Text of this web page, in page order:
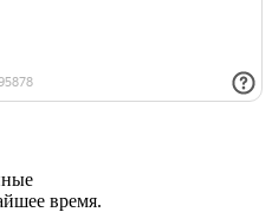
время.